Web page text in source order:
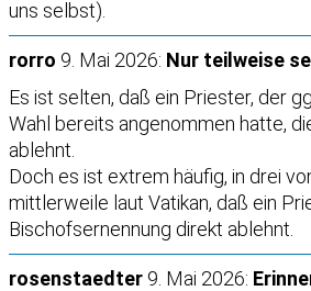
uns selbst).
rorro 9. Mai 2026: Nur teilweise
Es ist selten, daß ein Priester, der
Wahl bereits angenommen hatte,
ablehnt.
Doch es ist extrem häufig, in drei
mittlerweile laut Vatikan, daß ein
Bischofsernennung direkt ablehnt.
rosenstaedter 9. Mai 2026: